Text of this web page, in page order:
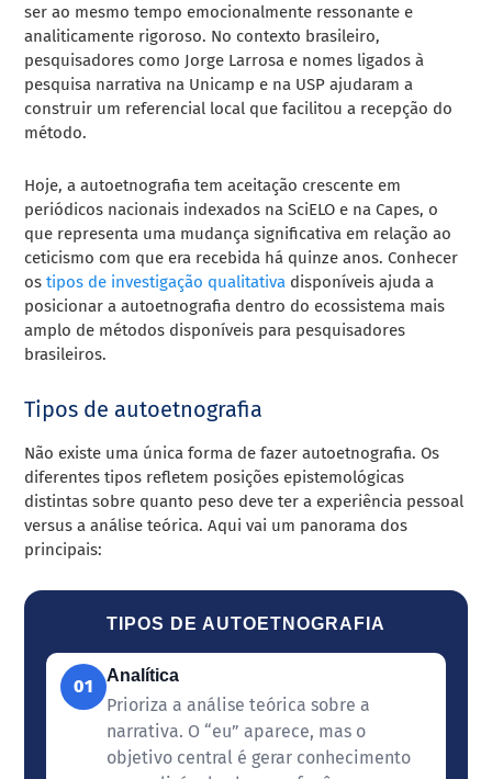
ser ao mesmo tempo emocionalmente ressonante e
analiticamente rigoroso. No contexto brasileiro,
pesquisadores como Jorge Larrosa e nomes ligados à
pesquisa narrativa na Unicamp e na USP ajudaram a
construir um referencial local que facilitou a recepção do
método.
Hoje, a autoetnografia tem aceitação crescente em
periódicos nacionais indexados na SciELO e na Capes, o
que representa uma mudança significativa em relação ao
ceticismo com que era recebida há quinze anos. Conhecer
ostipos de investigação qualitativa disponíveis ajuda a
posicionar a autoetnografia dentro do ecossistema mais
amplo de métodos disponíveis para pesquisadores
brasileiros.
Tipos de autoetnografia
Não existe uma única forma de fazer autoetnografia. Os
diferentes tipos refletem posições epistemológicas
distintas sobre quanto peso deve ter a experiência pessoal
versus a análise teórica. Aqui vai um panorama dos
principais:
TIPOS DE AUTOETNOGRAFIA
01
Analítica
Prioriza a análise teórica sobre a
narrativa. O “eu” aparece, mas o
objetivo central é gerar conhecimento